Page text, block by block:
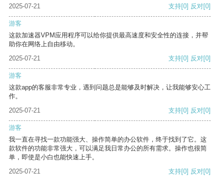
2025-07-21 支持[0] 反对[0]
游客
这款加速器VPM应用程序可以给你提供最高速度和安全性的连接，并帮
助你在网络上自由移动。
2025-07-21
支持[0] 反对[0]
游客
这款app的客服非常专业，遇到问题总是能够及时解决，让我能够安心工
作。
2025-07-21
支持[0] 反对[0]
游客
我一直在寻找一款功能强大、操作简单的办公软件，终于找到了它。这
款软件的功能非常强大，可以满足我日常办公的所有需求。操作也很简
单，即使是小白也能快速上手。
2025-07-21
支持[0] 反对[0]